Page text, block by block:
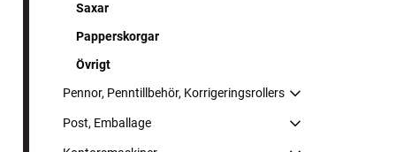
Saxar
Papperskorgar
Övrigt
Pennor, Penntillbehör, Korrigeringsrollers
Post, Emballage